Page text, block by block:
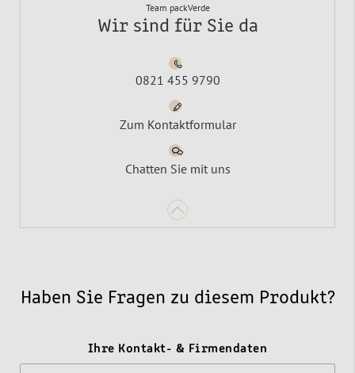
Team packVerde
Wir sind für Sie da
0821 455 9790
Zum Kontaktformular
Chatten Sie mit uns
Haben Sie Fragen zu diesem Produkt?
Ihre Kontakt- & Firmendaten